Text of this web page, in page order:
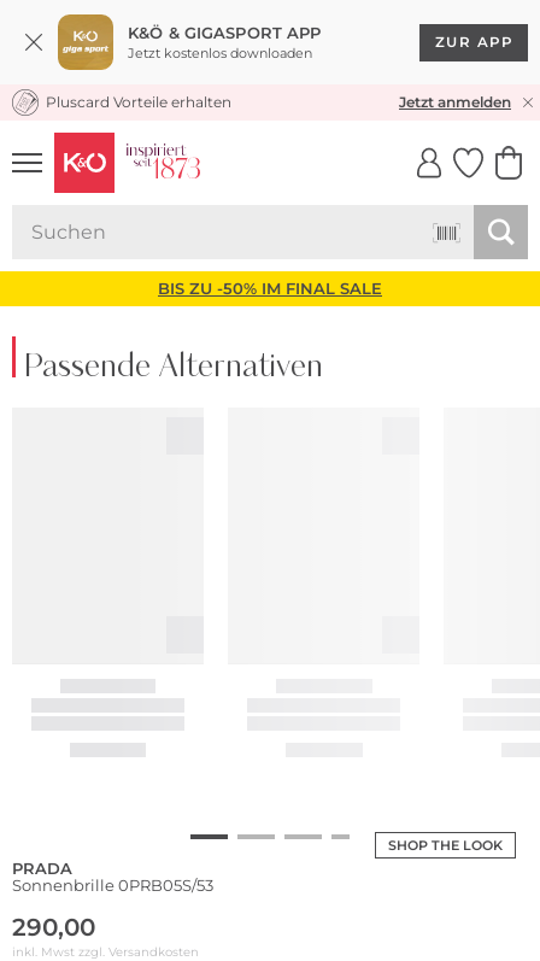
K&Ö & GIGASPORT APP
Jetzt kostenlos downloaden
ZUR APP
KOSTENLOSER VERSAND* & RÜCKVERSAND
Pluscard Vorteile erhalten Jetzt anmelden
UNSERE APP
CLICK &
BIS ZU -50% IM FINAL SALE
Passende Alternativen
SHOP THE LOOK
PRADA
Sonnenbrille 0PRB05S/53
290,00
inkl. Mwst zzgl. Versandkosten